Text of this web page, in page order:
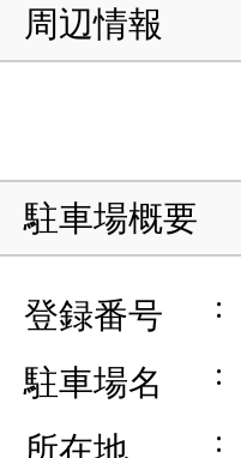
周辺情報
駐車場概要
登録番号
駐車場名
所在地